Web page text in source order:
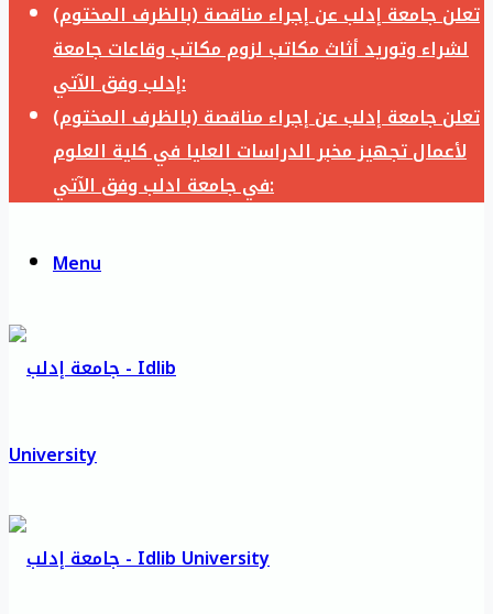
تعلن جامعة إدلب عن إجراء مناقصة (بالظرف المختوم)
لشراء وتوريد أثاث مكاتب لزوم مكاتب وقاعات جامعة
إدلب وفق الآتي:
تعلن جامعة إدلب عن إجراء مناقصة (بالظرف المختوم)
لأعمال تجهيز مخبر الدراسات العليا في كلية العلوم
في جامعة ادلب وفق الآتي:
Menu